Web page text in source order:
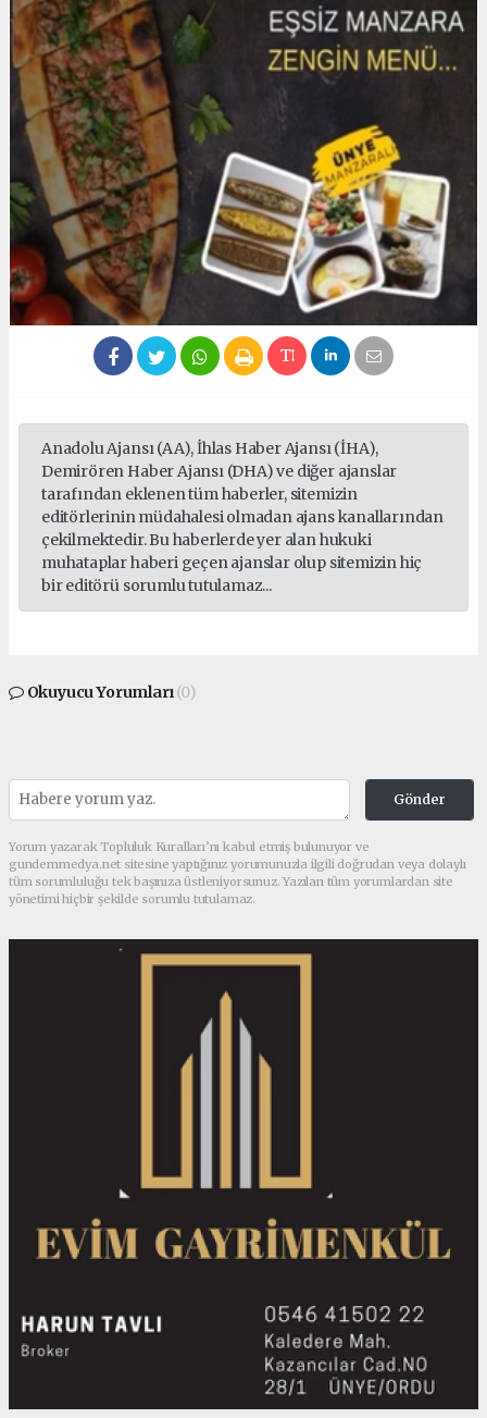
Anadolu Ajansı (AA), İhlas Haber Ajansı (İHA),
Demirören Haber Ajansı (DHA) ve diğer ajanslar
tarafından eklenen tüm haberler, sitemizin
editörlerinin müdahalesi olmadan ajans kanallarından
çekilmektedir. Bu haberlerde yer alan hukuki
muhataplar haberi geçen ajanslar olup sitemizin hiç
bir editörü sorumlu tutulamaz...
Okuyucu Yorumları(0)
Gönder
Yorum yazarak Topluluk Kuralları’nı kabul etmiş bulunuyor ve
gundemmedya.net sitesine yaptığınız yorumunuzla ilgili doğrudan veya dolaylı
tüm sorumluluğu tek başınıza üstleniyorsunuz. Yazılan tüm yorumlardan site
yönetimi hiçbir şekilde sorumlu tutulamaz.